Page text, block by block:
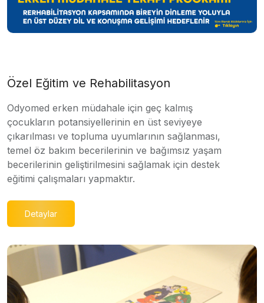
Özel Eğitim ve Rehabilitasyon
Odyomed erken müdahale için geç kalmış
çocukların potansiyellerinin en üst seviyeye
çıkarılması ve topluma uyumlarının sağlanması,
temel öz bakım becerilerinin ve bağımsız yaşam
becerilerinin geliştirilmesini sağlamak için destek
eğitimi çalışmaları yapmaktır.
Detaylar